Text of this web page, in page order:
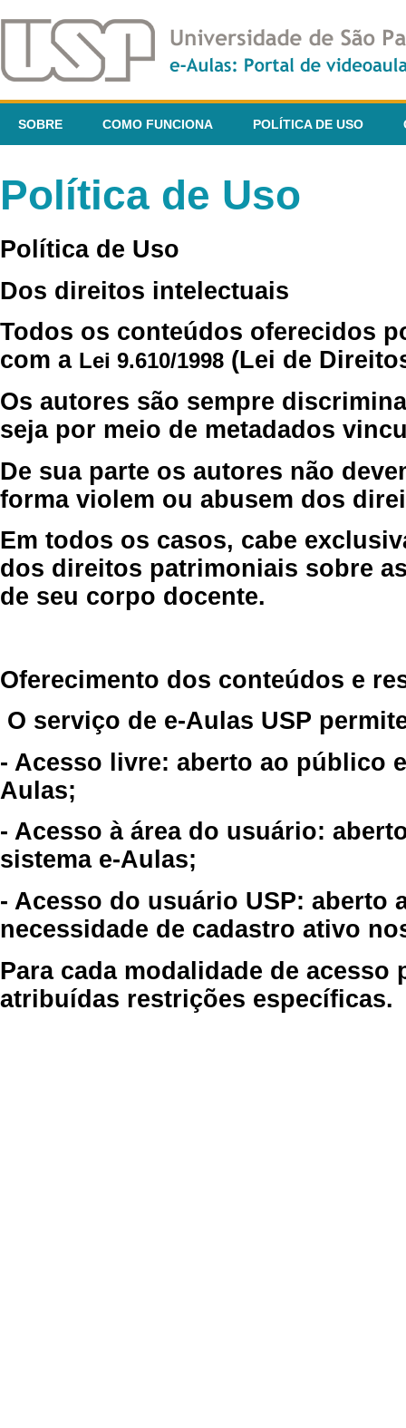
SOBRE COMO FUNCIONA POLÍTICA DE USO
Política de Uso
Política de Uso
Dos direitos intelectuais
Todos os conteúdos oferecidos
com a Lei 9.610/1998 (Lei de
Os autores são sempre
seja por meio de metadados
De sua parte os autores não
forma violem ou abusem dos
Em todos os casos, cabe
dos direitos patrimoniais sobre
de seu corpo docente.
Oferecimento dos conteúdos e
O serviço de e-Aulas USP
- Acesso livre: aberto ao público
Aulas;
- Acesso à área do usuário:
sistema e-Aulas;
- Acesso do usuário USP: aberto
necessidade de cadastro ativo
Para cada modalidade de
atribuídas restrições específicas.